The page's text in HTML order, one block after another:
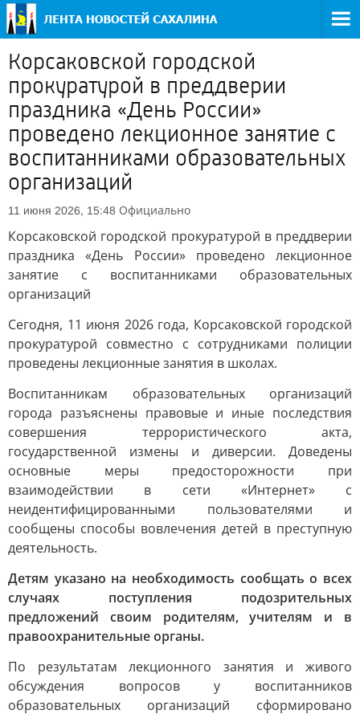
Корсаковской городской
прокуратурой в преддверии
праздника «День России»
проведено лекционное занятие с
воспитанниками образовательных
организаций
11 июня 2026, 15:48 Официально
Корсаковской городской прокуратурой в преддверии
праздника «День России» проведено лекционное
занятие с воспитанниками образовательных
организаций
Сегодня, 11 июня 2026 года, Корсаковской городской
прокуратурой совместно с сотрудниками полиции
проведены лекционные занятия в школах.
Воспитанникам образовательных организаций
города разъяснены правовые и иные последствия
совершения террористического акта,
государственной измены и диверсии. Доведены
основные меры предосторожности при
взаимодействии в сети «Интернет» с
неидентифицированными пользователями и
сообщены способы вовлечения детей в преступную
деятельность.
Детям указано на необходимость сообщать о всех
случаях поступления подозрительных
предложений своим родителям, учителям и в
правоохранительные органы.
По результатам лекционного занятия и живого
обсуждения вопросов у воспитанников
образовательных организаций сформировано